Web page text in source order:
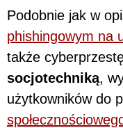
Podobnie jak w
phishingowym na
także
socjotechniką,
użytkowników do